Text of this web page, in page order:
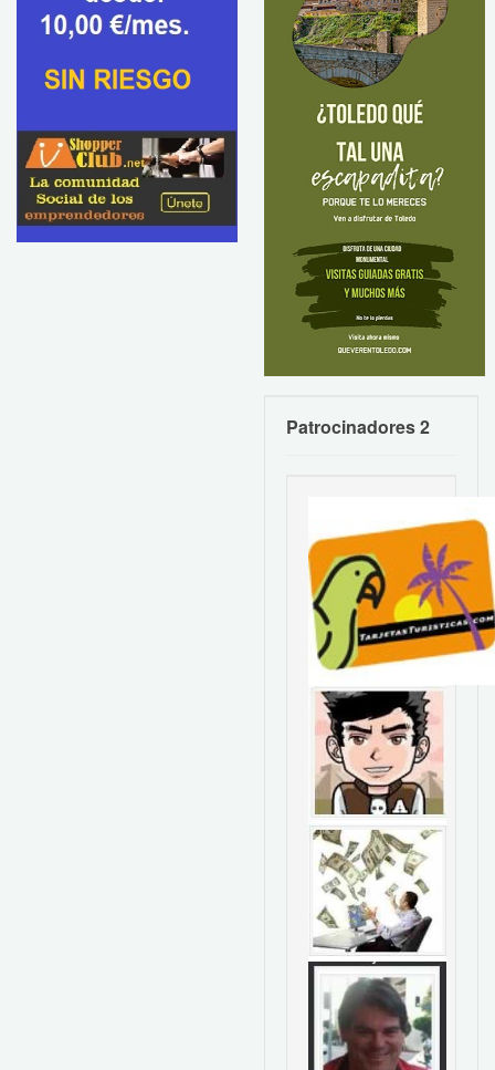
Patrocinadores 2